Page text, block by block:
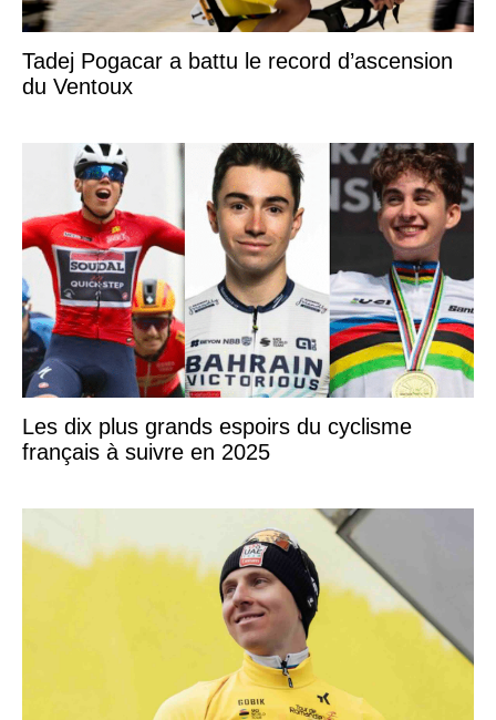
Tadej Pogacar a battu le record d’ascension
du Ventoux
Les dix plus grands espoirs du cyclisme
français à suivre en 2025